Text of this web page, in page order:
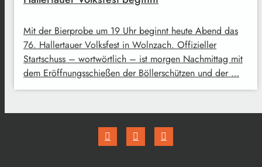
Mit der Bierprobe um 19 Uhr beginnt heute Abend das
76. Hallertauer Volksfest in Wolnzach. Offizieller
Startschuss – wortwörtlich – ist morgen Nachmittag mit
dem Eröffnungsschießen der Böllerschützen und der …